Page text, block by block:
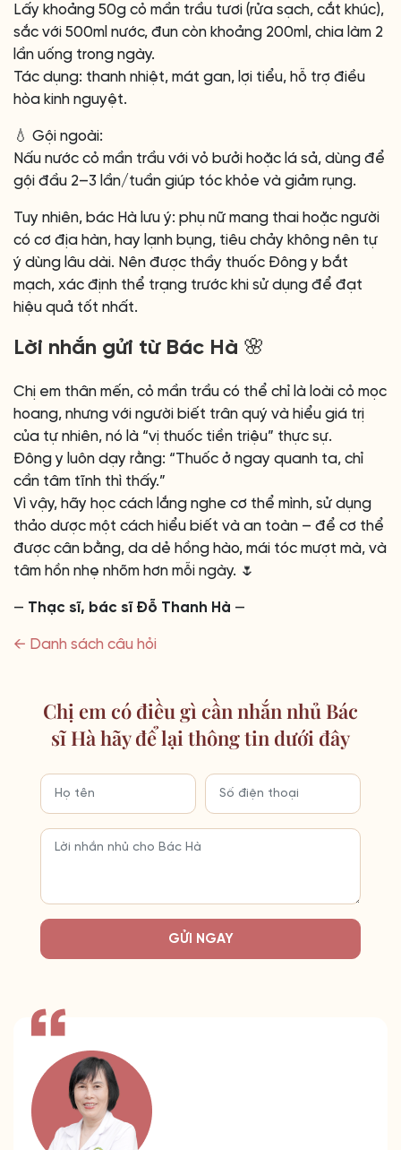
Lấy khoảng 50g cỏ mần trầu tươi (rửa sạch, cắt khúc),
sắc với 500ml nước, đun còn khoảng 200ml, chia làm 2
lần uống trong ngày.
Tác dụng: thanh nhiệt, mát gan, lợi tiểu, hỗ trợ điều
hòa kinh nguyệt.
💧 Gội ngoài:
Nấu nước cỏ mần trầu với vỏ bưởi hoặc lá sả, dùng để
gội đầu 2–3 lần/tuần giúp tóc khỏe và giảm rụng.
Tuy nhiên, bác Hà lưu ý: phụ nữ mang thai hoặc người
có cơ địa hàn, hay lạnh bụng, tiêu chảy không nên tự
ý dùng lâu dài. Nên được thầy thuốc Đông y bắt
mạch, xác định thể trạng trước khi sử dụng để đạt
hiệu quả tốt nhất.
Lời nhắn gửi từ Bác Hà 🌸
Chị em thân mến, cỏ mần trầu có thể chỉ là loài cỏ mọc
hoang, nhưng với người biết trân quý và hiểu giá trị
của tự nhiên, nó là “vị thuốc tiền triệu” thực sự.
Đông y luôn dạy rằng: “Thuốc ở ngay quanh ta, chỉ
cần tâm tĩnh thì thấy.”
Vì vậy, hãy học cách lắng nghe cơ thể mình, sử dụng
thảo dược một cách hiểu biết và an toàn – để cơ thể
được cân bằng, da dẻ hồng hào, mái tóc mượt mà, và
tâm hồn nhẹ nhõm hơn mỗi ngày. 🌷
— Thạc sĩ, bác sĩ Đỗ Thanh Hà —
← Danh sách câu hỏi
Chị em có điều gì cần nhắn nhủ Bác
sĩ Hà hãy để lại thông tin dưới đây
GỬI NGAY